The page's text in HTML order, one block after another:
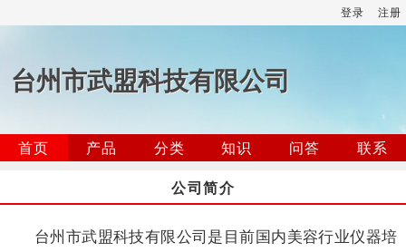
登录 注册
台州市武盟科技有限公司
首页 产品 分类 知识 问答
联系
公司简介
台州市武盟科技有限公司是目前国内美容行业仪器培